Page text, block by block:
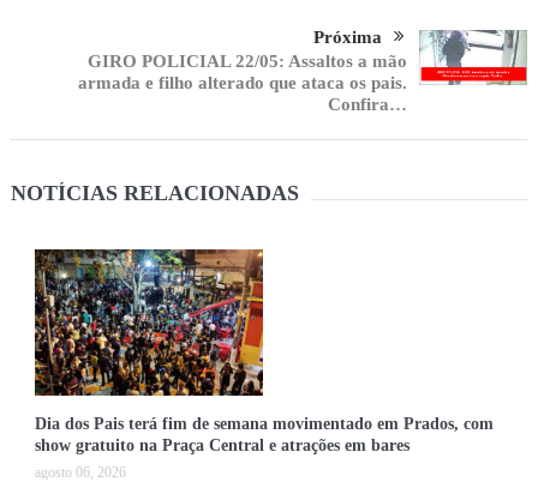
Próxima
GIRO POLICIAL 22/05: Assaltos a mão
armada e filho alterado que ataca os pais.
Confira…
NOTÍCIAS RELACIONADAS
Dia dos Pais terá fim de semana movimentado em Prados, com
show gratuito na Praça Central e atrações em bares
agosto 06, 2026